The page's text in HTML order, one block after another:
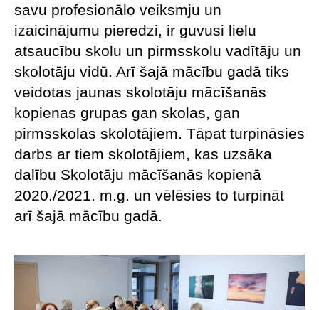
savu profesionālo veiksmju un
izaicinājumu pieredzi, ir guvusi lielu
atsaucību skolu un pirmsskolu vadītāju un
skolotāju vidū. Arī šajā mācību gadā tiks
veidotas jaunas skolotāju mācīšanās
kopienas grupas gan skolas, gan
pirmsskolas skolotājiem. Tāpat turpināsies
darbs ar tiem skolotājiem, kas uzsāka
dalību Skolotāju mācīšanās kopienā
2020./2021. m.g. un vēlēsies to turpināt
arī šajā mācību gadā.